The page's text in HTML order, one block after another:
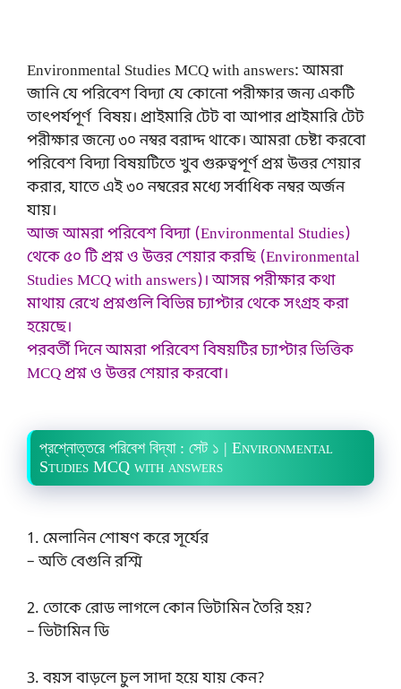
Environmental Studies MCQ with answers: আমরা
জানি যে পরিবেশ বিদ্যা যে কোনো পরীক্ষার জন্য একটি
তাৎপর্যপূর্ণ বিষয়। প্রাইমারি টেট বা আপার প্রাইমারি টেট
পরীক্ষার জন্যে ৩০ নম্বর বরাদ্দ থাকে। আমরা চেষ্টা করবো
পরিবেশ বিদ্যা বিষয়টিতে খুব গুরুত্বপূর্ণ প্রশ্ন উত্তর শেয়ার
করার, যাতে এই ৩০ নম্বরের মধ্যে সর্বাধিক নম্বর অর্জন
যায়।
আজ আমরা পরিবেশ বিদ্যা (Environmental Studies)
থেকে ৫০ টি প্রশ্ন ও উত্তর শেয়ার করছি (Environmental
Studies MCQ with answers)। আসন্ন পরীক্ষার কথা
মাথায় রেখে প্রশ্নগুলি বিভিন্ন চ্যাপ্টার থেকে সংগ্রহ করা
হয়েছে।
পরবর্তী দিনে আমরা পরিবেশ বিষয়টির চ্যাপ্টার ভিত্তিক
MCQ প্রশ্ন ও উত্তর শেয়ার করবো।
প্রশ্নোত্তরে পরিবেশ বিদ্যা : সেট ১ | Environmental
Studies MCQ with answers
1. মেলানিন শোষণ করে সূর্যের
– অতি বেগুনি রশ্মি
2. তোকে রোড লাগলে কোন ভিটামিন তৈরি হয়?
– ভিটামিন ডি
3. বয়স বাড়লে চুল সাদা হয়ে যায় কেন?